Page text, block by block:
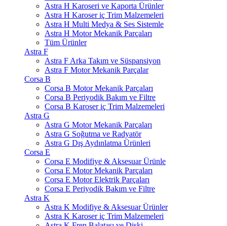
Astra H Karoseri ve Kaporta Ürünler
Astra H Karoser iç Trim Malzemeleri
Astra H Multi Medya & Ses Sistemle
Astra H Motor Mekanik Parçaları
Tüm Ürünler
Astra F
Astra F Arka Takım ve Süspansiyon
Astra F Motor Mekanik Parçalar
Corsa B
Corsa B Motor Mekanik Parçaları
Corsa B Periyodik Bakım ve Filtre
Corsa B Karoser iç Trim Malzemeleri
Astra G
Astra G Motor Mekanik Parçaları
Astra G Soğutma ve Radyatör
Astra G Dış Aydınlatma Ürünleri
Corsa E
Corsa E Modifiye & Aksesuar Ürünle
Corsa E Motor Mekanik Parçaları
Corsa E Motor Elektrik Parçaları
Corsa E Periyodik Bakım ve Filtre
Astra K
Astra K Modifiye & Aksesuar Ürünler
Astra K Karoser iç Trim Malzemeleri